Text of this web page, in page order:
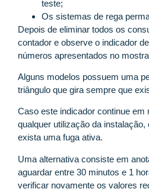
teste;
Os sistemas de rega
Depois de eliminar todos os
contador e observe o indicador
números apresentados no
Alguns modelos possuem uma
triângulo que gira sempre que
Caso este indicador continue
qualquer utilização da
exista uma fuga ativa.
Uma alternativa consiste em
aguardar entre 30 minutos e 1
verificar novamente os valores